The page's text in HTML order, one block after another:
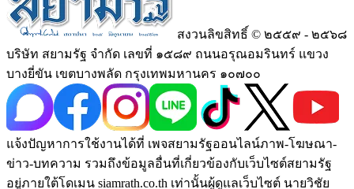
สงวนลิขสิทธิ์ © ๒๕๕๙ - ๒๕๖๘
บริษัท สยามรัฐ จำกัด เลขที่ ๑๕๘๙ ถนนอรุณอมรินทร์ แขวง
บางยี่ขัน เขตบางพลัด กรุงเทพมหานคร ๑๐๗๐๐
แจ้งปัญหาการใช้งานได้ที่ เพจสยามรัฐออนไลน์ภาพ-โฆษณา-
ข่าว-บทความ รวมถึงข้อมูลอื่นที่เกี่ยวข้องกับเว็บไซต์สยามรัฐ
อยู่ภายใต้โดเมน siamrath.co.th เท่านั้นผู้ดูแลเว็บไซต์ นายวิชัย